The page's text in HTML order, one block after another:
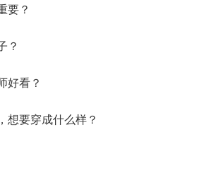
要？
？
好看？
想要穿成什么样？